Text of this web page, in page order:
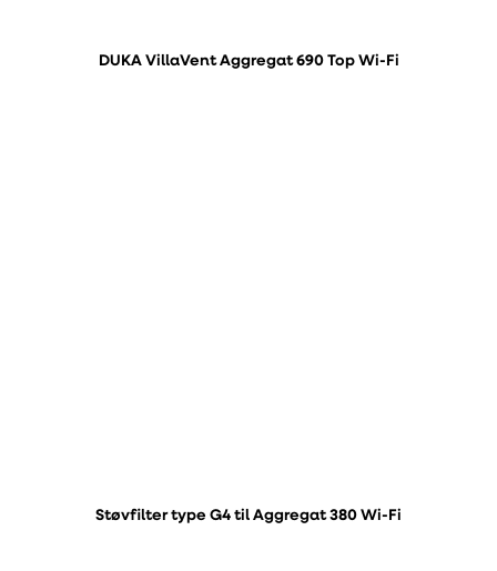
DUKA VillaVent Aggregat 690 Top Wi-Fi
Støvfilter type G4 til Aggregat 380 Wi-Fi